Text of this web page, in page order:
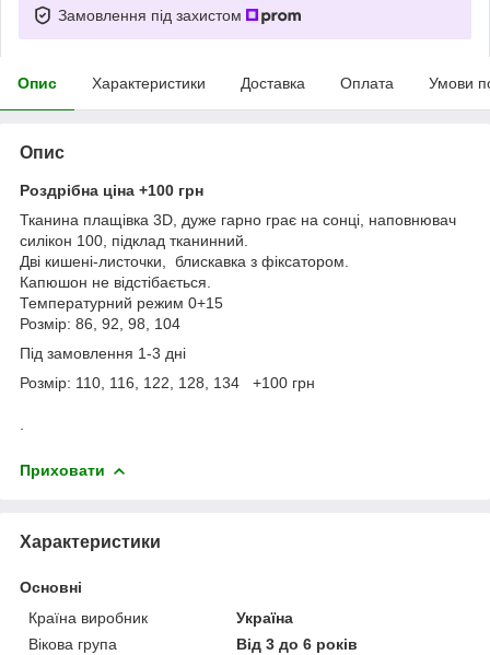
Замовлення під захистом
Опис Характеристики Доставка Оплата Умови
Опис
Роздрібна ціна +100 грн
Тканина плащівка 3D, дуже гарно грає на сонці, наповнювач
силікон 100, підклад тканинний.
Дві кишені-листочки, блискавка з фіксатором.
Капюшон не відстібається.
Температурний режим 0+15
Розмір: 86, 92, 98, 104
Під замовлення 1-3 дні
Розмір: 110, 116, 122, 128, 134 +100 грн
Приховати
Характеристики
Основні
Країна виробник
Україна
Вікова група
Від 3 до 6 років